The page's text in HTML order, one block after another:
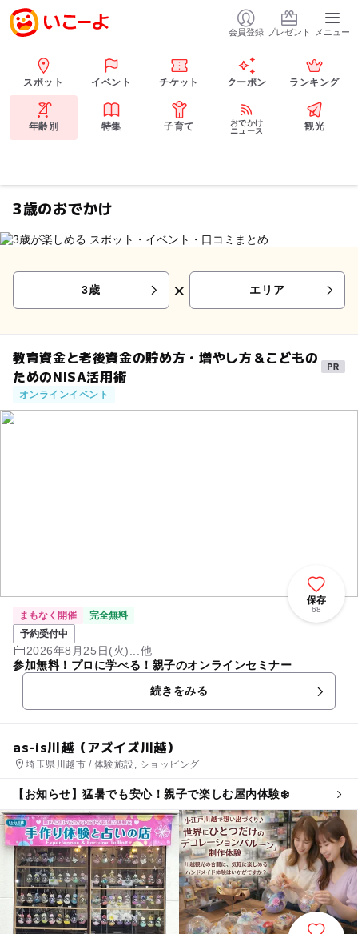
会員登録 プレゼント メニュー
スポット イベント チケット クーポン ランキング
年齢別 特集 子育て
おでかけ
ニュース
観光
3歳のおでかけ
3歳 × エリア
教育資金と老後資金の貯め方・増やし方＆こどもの
ためのNISA活用術
オンラインイベント
保存
68
まもなく開催
完全無料
予約受付中
2026年8月25日(火)...他
参加無料！プロに学べる！親子のオンラインセミナー
続きをみる
as-is川越（アズイズ川越）
埼玉県川越市 / 体験施設, ショッピング
【お知らせ】猛暑でも安心！親子で楽しむ屋内体験❄️